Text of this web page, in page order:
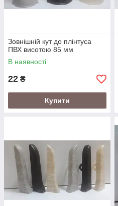
Зовнішній кут до плінтуса
ПВХ висотою 85 мм
В наявності
22 ₴
Купити